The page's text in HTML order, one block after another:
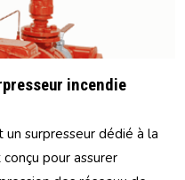
incendie
surpresseur dédié à la
pour assurer